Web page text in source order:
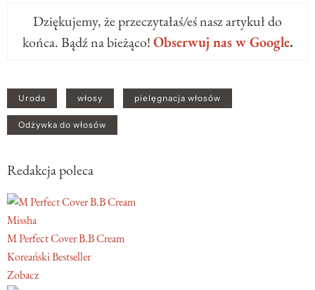
Dziękujemy, że przeczytałaś/eś nasz artykuł do
końca. Bądź na bieżąco!Obserwuj nas w Google.
Uroda włosy pielęgnacja włosów
Odżywka do włosów
Redakcja poleca
Missha
M Perfect Cover B.B Cream
Koreański Bestseller
Zobacz